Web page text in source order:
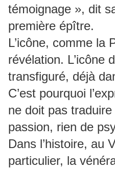
témoignage », dit
première épître.
L’icône, comme la
révélation. L’icône
transfiguré, déjà
C’est pourquoi
ne doit pas traduire
passion, rien de
Dans l’histoire, au
particulier, la